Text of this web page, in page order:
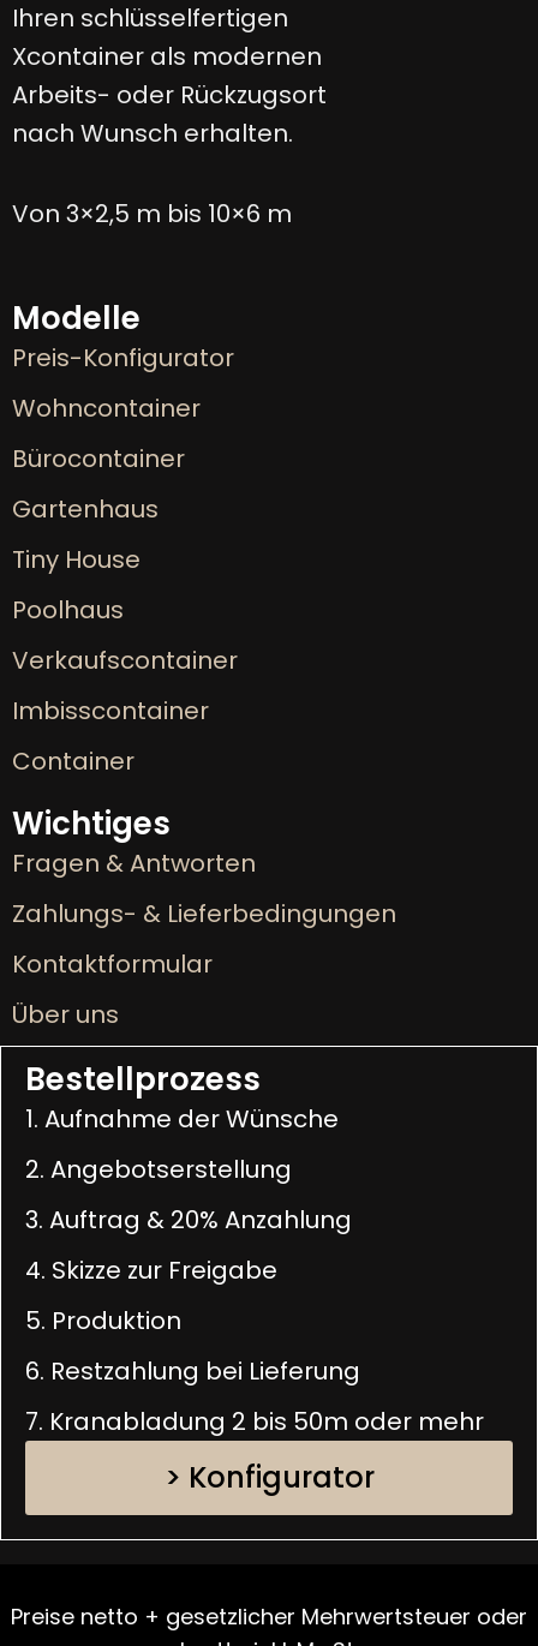
Ihren schlüsselfertigen
Xcontainer als modernen
Arbeits- oder Rückzugsort
nach Wunsch erhalten.
Von 3×2,5 m bis 10×6 m
Modelle
Preis-Konfigurator
Wohncontainer
Bürocontainer
Gartenhaus
Tiny House
Poolhaus
Verkaufscontainer
Imbisscontainer
Container
Wichtiges
Fragen & Antworten
Zahlungs- & Lieferbedingungen
Kontaktformular
Über uns
Bestellprozess
1. Aufnahme der Wünsche
2. Angebotserstellung
3. Auftrag & 20% Anzahlung
4. Skizze zur Freigabe
5. Produktion
6. Restzahlung bei Lieferung
7. Kranabladung 2 bis 50m oder mehr
> Konfigurator
Preise netto + gesetzlicher Mehrwertsteuer oder